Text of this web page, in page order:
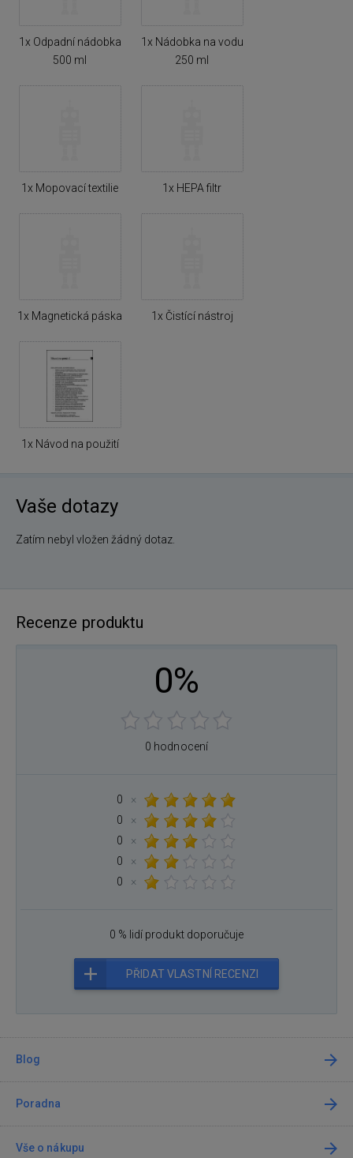
1x Odpadní nádobka
500 ml
1x Nádobka na vodu
250 ml
1x Mopovací textilie 1x HEPA filtr
1x Magnetická páska 1x Čistící nástroj
1x Návod na použití
Vaše dotazy
Zatím nebyl vložen žádný dotaz.
Recenze produktu
0%
0 hodnocení
0
×
0
×
0
×
0
×
0
×
0 % lidí produkt doporučuje
PŘIDAT VLASTNÍ RECENZI
Blog
Poradna
Vše o nákupu